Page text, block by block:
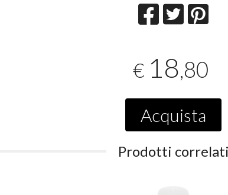
€ 18,80
Acquista
Prodotti